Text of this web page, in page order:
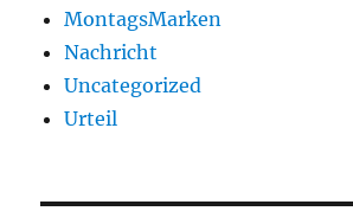
MontagsMarken
Nachricht
Uncategorized
Urteil